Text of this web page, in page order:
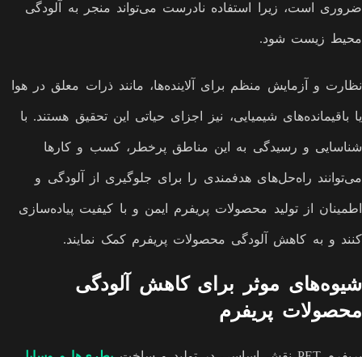
ضروری است، زیرا استفاده نادرست می‌تواند منجر به آلودگی
محیط زیست شود.
نظارت و آزمایش منظم برای آلاینده‌ها، مانند ذرات معلق در هوا
یا باقیمانده‌های شیمیایی، نیز اجزای حیاتی این تحقیق هستند. با
شناسایی و رسیدگی به این مناطق پرخطر، کسب و کارها
می‌توانند راه‌حل‌های هدفمندی را برای جلوگیری از آلودگی و
اطمینان از تولید محصولات پریفرم ایمن و با کیفیت پیاده‌سازی
کنند و به کاهش آلودگی محصولات پریفرم کمک نمایند.
شیوه‌های موثر برای کاهش آلودگی
محصولات پریفرم